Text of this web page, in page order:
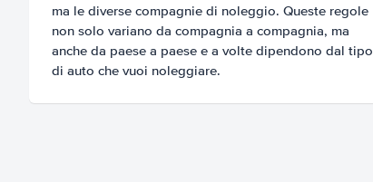
ma le diverse compagnie di noleggio. Queste regole
non solo variano da compagnia a compagnia, ma
anche da paese a paese e a volte dipendono dal tipo
di auto che vuoi noleggiare.